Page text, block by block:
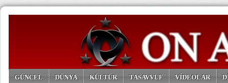
GÜNCEL DÜNYA KÜLTÜR TASAVVUF VİDEOLAR